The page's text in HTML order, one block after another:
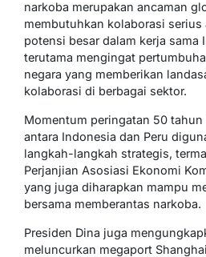
narkoba merupakan ancaman
membutuhkan kolaborasi serius
potensi besar dalam kerja sama
terutama mengingat
negara yang memberikan
kolaborasi di berbagai sektor.
Momentum peringatan 50
antara Indonesia dan Peru
langkah-langkah strategis,
Perjanjian Asosiasi Ekonomi
yang juga diharapkan mampu
bersama memberantas narkoba.
Presiden Dina juga
meluncurkan megaport